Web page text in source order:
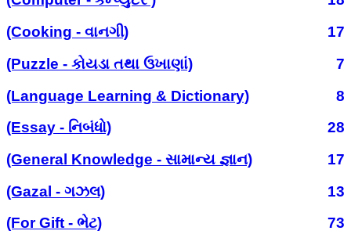
(Cooking - વાનગી)
17
(Puzzle - કોયડા તથા ઉખાણાં)
7
(Language Learning & Dictionary)
8
(Essay - નિબંધો)
28
(General Knowledge - સામાન્ય જ્ઞાન)
17
(Gazal - ગઝલ)
13
(For Gift - ભેટ)
73